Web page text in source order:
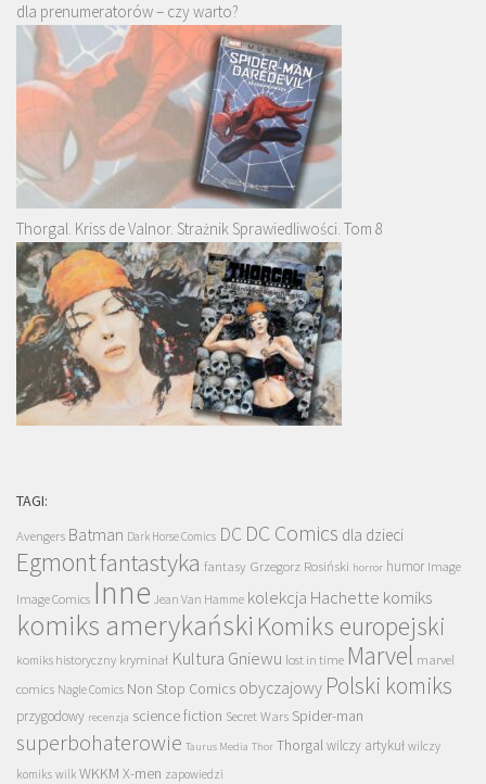
dla prenumeratorów – czy warto?
Thorgal. Kriss de Valnor. Strażnik Sprawiedliwości. Tom 8
TAGI:
Avengers Batman Dark Horse Comics DC DC Comics dla dzieci
Egmontfantastyka fantasy Grzegorz Rosiński horror humor Image
Image Comics Inne Jean Van Hamme kolekcja Hachette komiks
komiks amerykański Komiks europejski
komiks historyczny kryminał Kultura Gniewu lost in time Marvel marvel
comics Nagle Comics Non Stop Comics obyczajowy Polski komiks
przygodowy recenzja science fiction Secret Wars Spider-man
superbohaterowie Taurus Media Thor Thorgalwilczy artykuł wilczy
komiks wilk WKKM X-men zapowiedzi